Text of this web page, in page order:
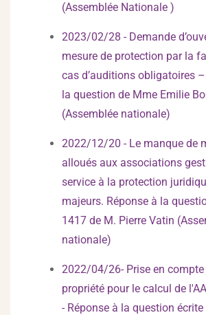
(Assemblée Nationale )
2023/02/28 - Demande
mesure de protection par la
cas d’auditions obligatoires
la question de Mme Emilie
(Assemblée nationale)
2022/12/20 - Le manque de
alloués aux associations
service à la protection
majeurs. Réponse à la
1417 de M. Pierre Vatin
nationale)
2022/04/26- Prise en compte
propriété pour le calcul de
- Réponse à la question écrite